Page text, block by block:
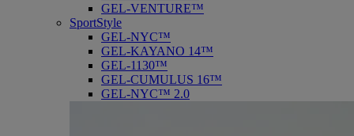
GEL-VENTURE™
SportStyle
GEL-NYC™
GEL-KAYANO 14™
GEL-1130™
GEL-CUMULUS 16™
GEL-NYC™ 2.0